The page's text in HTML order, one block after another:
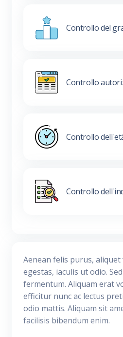
Controllo del
Controllo
Controllo
Controllo
Aenean felis purus, aliquet
egestas, iaculis ut odio.
fermentum. Aliquam erat
efficitur nunc ac lectus
odio mattis. Aliquam sit
facilisis bibendum enim.